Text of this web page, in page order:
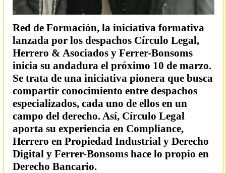
Red de Formación, la iniciativa formativa
lanzada por los despachos Círculo Legal,
Herrero & Asociados y Ferrer-Bonsoms
inicia su andadura el próximo 10 de marzo.
Se trata de una iniciativa pionera que busca
compartir conocimiento entre despachos
especializados, cada uno de ellos en un
campo del derecho. Así, Círculo Legal
aporta su experiencia en Compliance,
Herrero en Propiedad Industrial y Derecho
Digital y Ferrer-Bonsoms hace lo propio en
Derecho Bancario.